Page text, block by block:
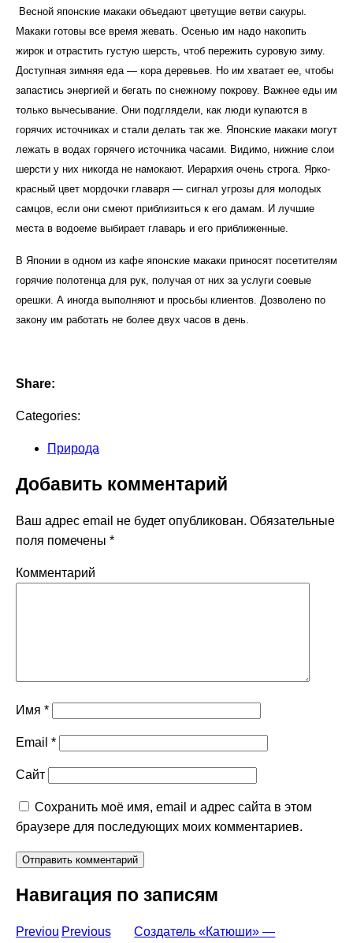
Весной японские макаки объедают цветущие ветви сакуры.
Макаки готовы все время жевать. Осенью им надо накопить
жирок и отрастить густую шерсть, чтоб пережить суровую зиму.
Доступная зимняя еда — кора деревьев. Но им хватает ее, чтобы
запастись энергией и бегать по снежному покрову. Важнее еды им
только вычесывание. Они подглядели, как люди купаются в
горячих источниках и стали делать так же. Японские макаки могут
лежать в водах горячего источника часами. Видимо, нижние слои
шерсти у них никогда не намокают. Иерархия очень строга. Ярко-
красный цвет мордочки главаря — сигнал угрозы для молодых
самцов, если они смеют приблизиться к его дамам. И лучшие
места в водоеме выбирает главарь и его приближенные.
В Японии в одном из кафе японские макаки приносят посетителям
горячие полотенца для рук, получая от них за услуги соевые
орешки. А иногда выполняют и просьбы клиентов. Дозволено по
закону им работать не более двух часов в день.
Share:
Categories:
Природа
Добавить комментарий
Ваш адрес email не будет опубликован. Обязательные
поля помечены *
Комментарий
Имя *
Email *
Сайт
Сохранить моё имя, email и адрес сайта в этом
браузере для последующих моих комментариев.
Навигация по записям
Previou Previous Создатель «Катюши» —